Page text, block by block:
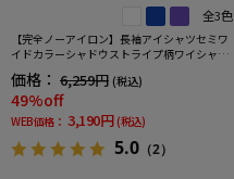
全3色
【完全ノーアイロン】長袖アイシャツセミワ
イドカラーシャドウストライプ柄ワイシャツi-
価格： 6,259円 (税込)
49%off
WEB価格： 3,190円 (税込)
5.0 （2）